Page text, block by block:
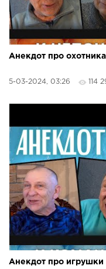
Анекдот про
5-03-2024, 03:26 114
Анекдот про игрушки